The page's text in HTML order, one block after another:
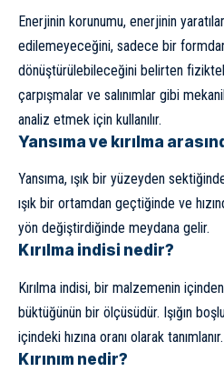
Enerjinin korunumu, enerjinin
edilemeyeceğini, sadece bir
dönüştürülebileceğini belirten
çarpışmalar ve salınımlar gibi
analiz etmek için kullanılır.
Yansıma ve kırılma
Yansıma, ışık bir yüzeyden
ışık bir ortamdan geçtiğinde ve
yön değiştirdiğinde meydana gelir.
Kırılma indisi nedir?
Kırılma indisi, bir malzemenin
büktüğünün bir ölçüsüdür. Işığın
içindeki hızına oranı olarak tanımlanır.
Kırınım nedir?